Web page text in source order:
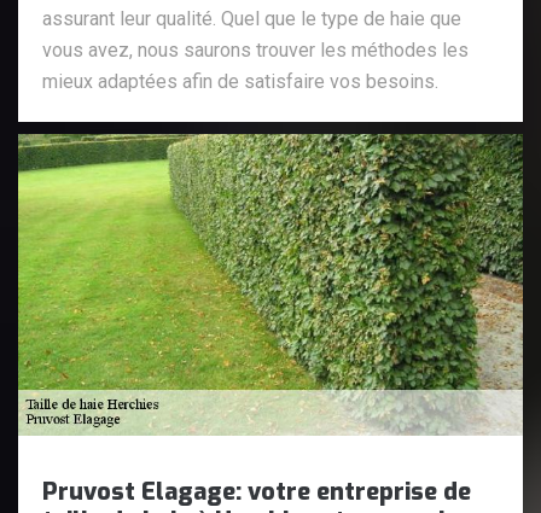
assurant leur qualité. Quel que le type de haie que
vous avez, nous saurons trouver les méthodes les
mieux adaptées afin de satisfaire vos besoins.
Pruvost Elagage: votre entreprise de